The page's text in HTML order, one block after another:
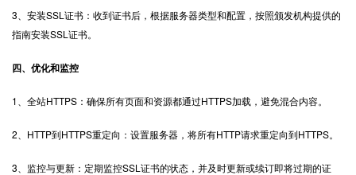
3、安装SSL证书：收到证书后，根据服务器类型和配置，按照颁发机构提供的
指南安装SSL证书。
四、优化和监控
1、全站HTTPS ：确保所有页面和资源都通过HTTPS加载，避免混合内容。
2、HTTP到HTTPS重定向：设置服务器，将所有HTTP请求重定向到HTTPS。
3、监控与更新：定期监控SSL证书的状态，并及时更新或续订即将过期的证